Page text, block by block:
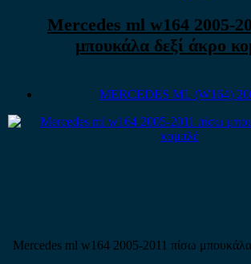
Mercedes ml w164 2005-
μπουκάλα δεξί άκρο
MERCEDES ML (W164)
Mercedes ml w164 2005-2011 πίσω